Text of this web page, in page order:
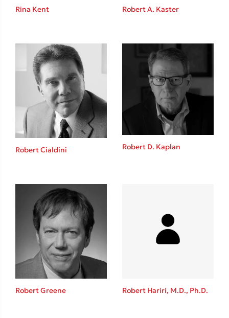
Κώστας Κρομμύδας
Το λιμάνι μου είσαι εσύ
Ένας γίγαντας στο σχολείο
Δανάη Δεληγεώργη
Rina Kent Robert A. Kaster
Robert Cialdini Robert D. Kaplan
Robert Greene Robert Hariri, M.D., Ph.D.